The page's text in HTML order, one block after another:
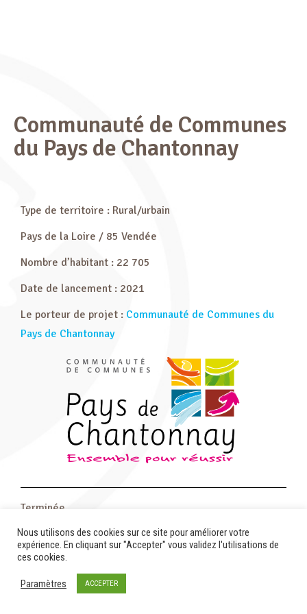
Communauté de Communes
du Pays de Chantonnay
Type de territoire : Rural/urbain
Pays de la Loire / 85 Vendée
Nombre d’habitant : 22 705
Date de lancement : 2021
Le porteur de projet : Communauté de Communes du
Pays de Chantonnay
Terminée
Nous utilisons des cookies sur ce site pour améliorer votre
expérience. En cliquant sur "Accepter" vous validez l'utilisations de
ces cookies.
Paramètres ACCEPTER